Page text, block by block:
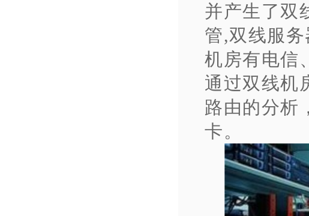
并产生了双
管,双线服
机房有电信
通过双线机
路由的分析
卡。